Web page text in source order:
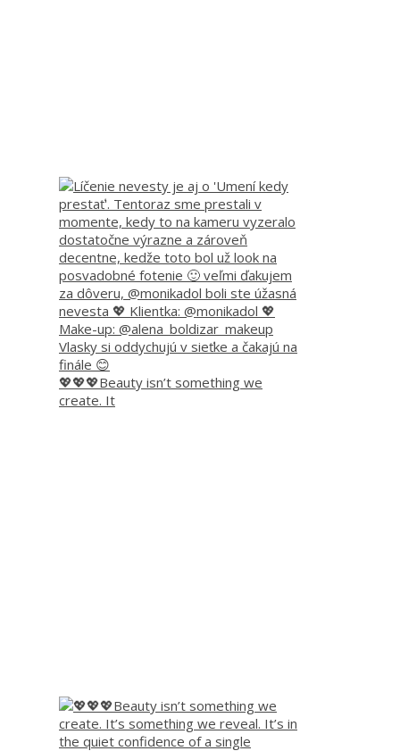
💖💖💖Beauty isn’t something we
create. It